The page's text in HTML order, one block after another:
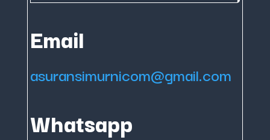
Email
asuransimurnicom@gmail.com
Whatsapp